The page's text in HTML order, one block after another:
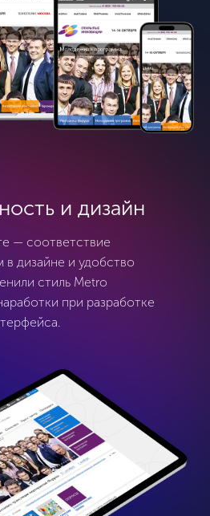
и дизайн
— соответствие
дизайне и удобство
стиль Metro
при разработке